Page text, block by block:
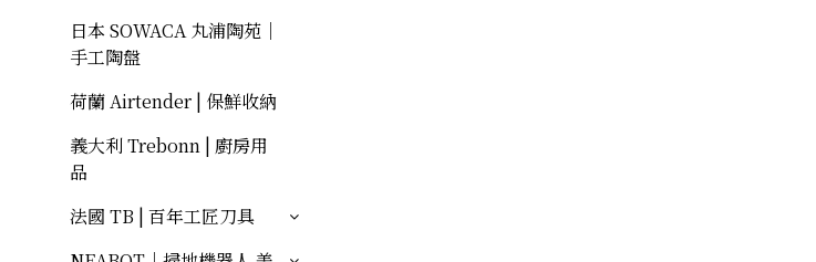
日本 SOWACA 丸浦陶苑｜
手工陶盤
荷蘭 Airtender | 保鮮收納
義大利 Trebonn | 廚房用
品
法國 TB | 百年工匠刀具